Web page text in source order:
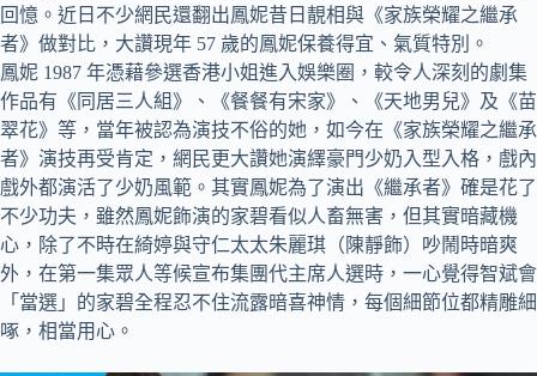
回憶。近日不少網民還翻出鳳妮昔日靚相與《家族榮耀之繼承
者》做對比，大讚現年 57 歲的鳳妮保養得宜、氣質特別。
鳳妮 1987 年憑藉參選香港小姐進入娛樂圈，較令人深刻的劇集
作品有《同居三人組》、《餐餐有宋家》、《天地男兒》及《苗
翠花》等，當年被認為演技不俗的她，如今在《家族榮耀之繼承
者》演技再受肯定，網民更大讚她演繹豪門少奶入型入格，戲內
戲外都演活了少奶風範。其實鳳妮為了演出《繼承者》確是花了
不少功夫，雖然鳳妮飾演的家碧看似人畜無害，但其實暗藏機
心，除了不時在綺婷與守仁太太朱麗琪（陳靜飾）吵鬧時暗爽
外，在第一集眾人等候宣布集團代主席人選時，一心覺得智斌會
「當選」的家碧全程忍不住流露暗喜神情，每個細節位都精雕細
啄，相當用心。